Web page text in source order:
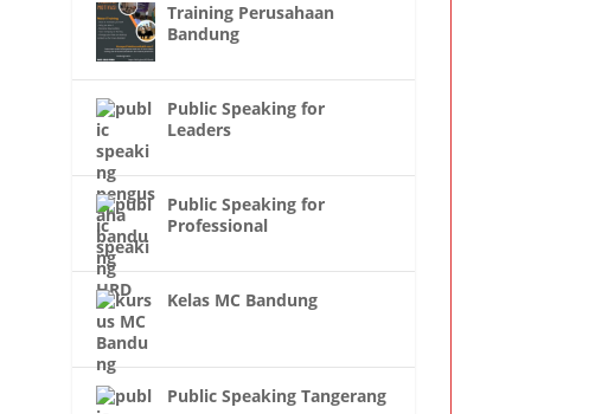
Training Perusahaan
Bandung
Public Speaking for
Leaders
Public Speaking for
Professional
Kelas MC Bandung
Public Speaking Tangerang